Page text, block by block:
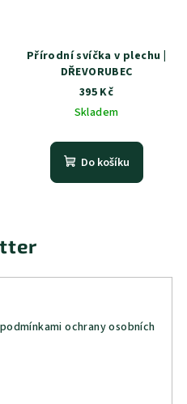
Přírodní svíčka v plechu |
DŘEVORUBEC
395 Kč
Skladem
Do košíku
podmínkami ochrany osobních